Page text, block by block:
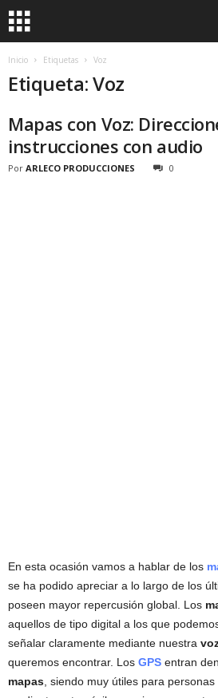
Inicio Etiquetas Voz
Etiqueta: Voz
Mapas con Voz:
instrucciones con audio
Por ARLECO PRODUCCIONES 0
En esta ocasión vamos a hablar de los
se ha podido apreciar a lo largo de los
poseen mayor repercusión global. Los
aquellos de tipo digital a los que
señalar claramente mediante nuestra
queremos encontrar. Los GPS entran
mapas , siendo muy útiles para